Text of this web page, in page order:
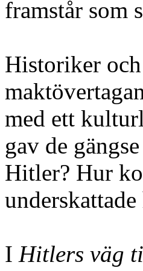
framstår som
Historiker
med ett
gav de
Hitler? Hur
I Hitlers väg